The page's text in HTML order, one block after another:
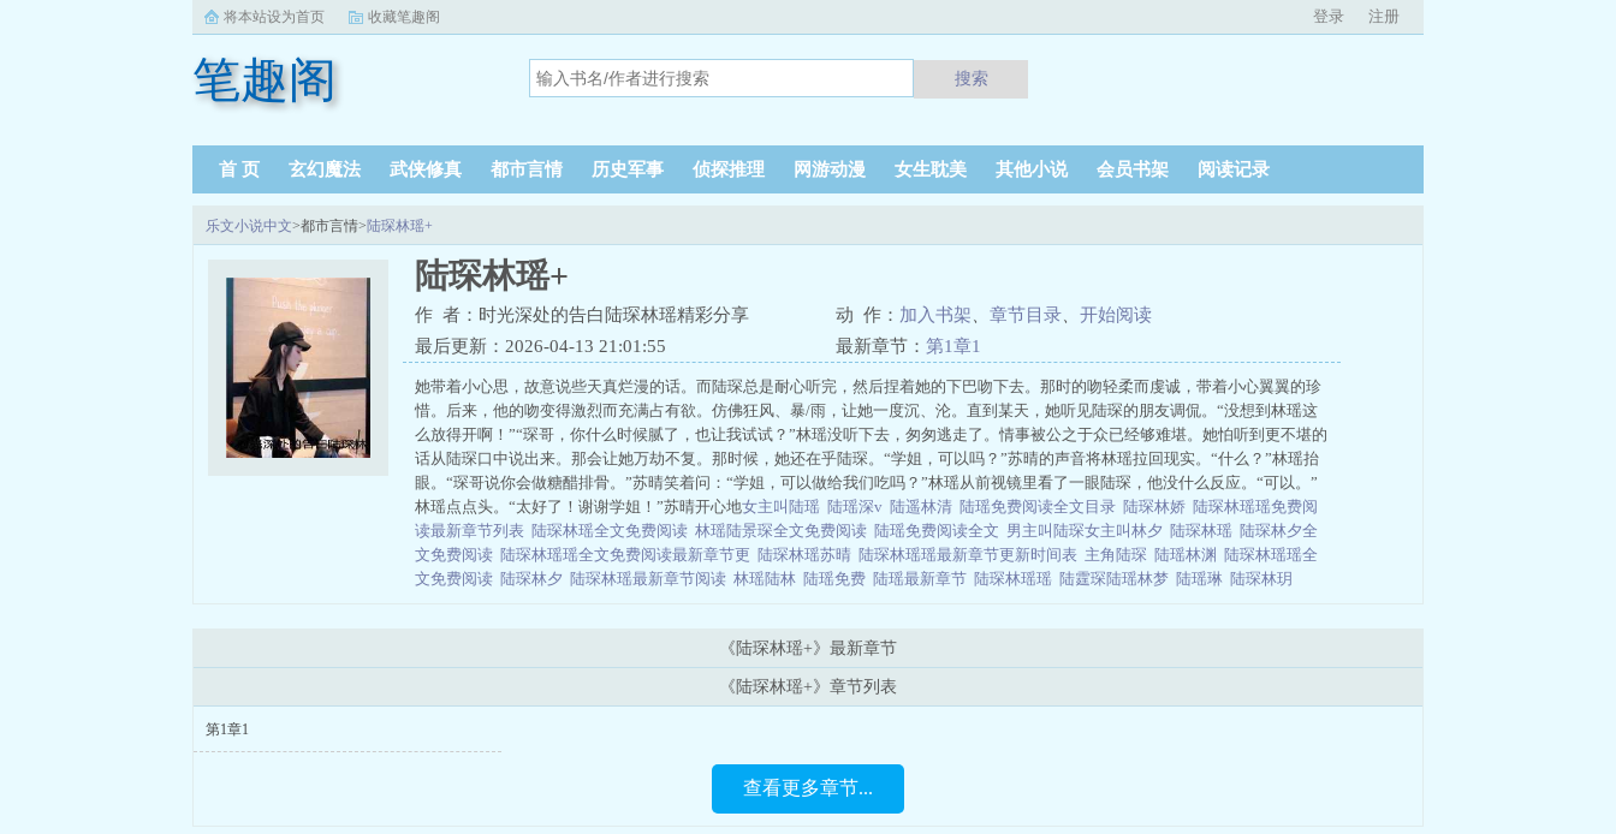
将本站设为首页 收藏笔趣阁 登录 注册
笔趣阁 搜索
首 页 玄幻魔法 武侠修真 都市言情 历史军事 侦探推理 网游动漫 女生耽美 其他小说 会员书架 阅读记录
乐文小说中文>都市言情> 陆琛林瑶+
陆琛林瑶+
作 者：时光深处的告白陆琛林瑶精彩分享 动 作： 加入书架 章节目录
开始阅读
最后更新：2026-04-13 21:01:55
最新章节： 第1章1
她带着小心思，故意说些天真烂漫的话。而陆琛总是耐心听完，然后捏着她的下巴吻下去。那时的吻轻柔而虔诚，带着小心翼翼的珍
惜。后来，他的吻变得激烈而充满占有欲。仿佛狂风、暴/雨，让她一度沉、沦。直到某天，她听见陆琛的朋友调侃。“没想到林瑶这
么放得开啊！”“琛哥，你什么时候腻了，也让我试试？”林瑶没听下去，匆匆逃走了。情事被公之于众已经够难堪。她怕听到更不堪的
话从陆琛口中说出来。那会让她万劫不复。那时候，她还在乎陆琛。“学姐，可以吗？”苏晴的声音将林瑶拉回现实。“什么？”林瑶抬
眼。“琛哥说你会做糖醋排骨。”苏晴笑着问：“学姐，可以做给我们吃吗？”林瑶从前视镜里看了一眼陆琛，他没什么反应。“可以。”
林瑶点点头。“太好了！谢谢学姐！”苏晴开心地女主叫陆瑶 陆瑶深v 陆遥林清 陆瑶免费阅读全文目录 陆琛林娇 陆琛林瑶瑶免费阅
读最新章节列表 陆琛林瑶全文免费阅读 林瑶陆景琛全文免费阅读 陆瑶免费阅读全文 男主叫陆琛女主叫林夕 陆琛林瑶 陆琛林夕全
文免费阅读 陆琛林瑶瑶全文免费阅读最新章节更 陆琛林瑶苏晴 陆琛林瑶瑶最新章节更新时间表 主角陆琛 陆瑶林渊 陆琛林瑶瑶全
文免费阅读 陆琛林夕 陆琛林瑶最新章节阅读 林瑶陆林 陆瑶免费 陆瑶最新章节 陆琛林瑶瑶 陆霆琛陆瑶林梦 陆瑶琳 陆琛林玥
《陆琛林瑶+》最新章节
《陆琛林瑶+》章节列表
第1章1
查看更多章节...